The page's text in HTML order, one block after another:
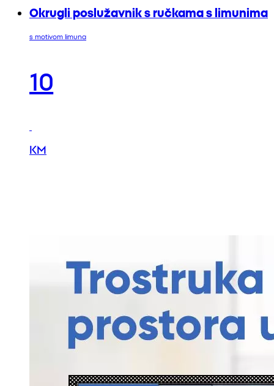
Okrugli poslužavnik s ručkama s limunima
s motivom limuna
10
KM